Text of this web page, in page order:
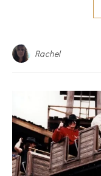
Rachel